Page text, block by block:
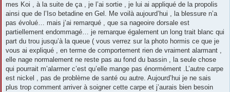
mes Koi , à la suite de ça , je l’ai sortie , je lui ai appliqué de la propolis
ainsi que de l’Iso betadine en Gel. Me voilà aujourd’hui , la blessure n’a
pas évolué… mais j’ai remarqué , que sa nageoire dorsale est
partiellement endommagé… je remarque également un long trait blanc qui
part du trou jusqu’à la queue ( vous verrez sur la photo hormis ce que je
vous ai expliqué , en terme de comportement rien de vraiment alarmant ,
elle nage normalement ne reste pas au fond du bassin , la seule chose
qui pourrait m’alarmer c’est qu’elle mange pas énormément .L’autre carpe
est nickel , pas de problème de santé ou autre. Aujourd’hui je ne sais
plus trop comment arriver à soigner cette carpe et j’aurais bien besoin